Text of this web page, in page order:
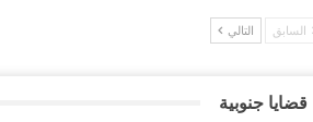
تُصعّد الحصار على اليمنيين.. وقرار
السابق التالي
قضايا جنوبية